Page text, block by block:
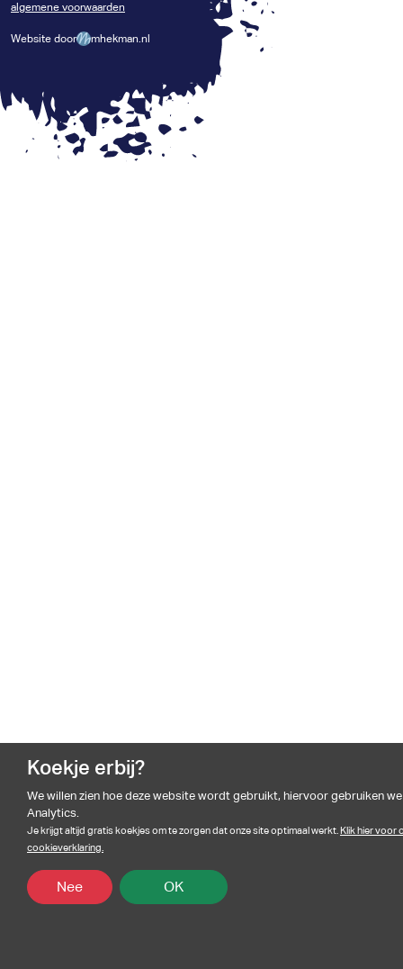
algemene voorwaarden
Website door mhekman.nl
Koekje erbij?
We willen zien hoe deze website wordt gebruikt, hiervoor gebruiken
Analytics.
Je krijgt altijd gratis koekjes om te zorgen dat onze site optimaal werkt.Klik hier voor
cookieverklaring.
Nee OK